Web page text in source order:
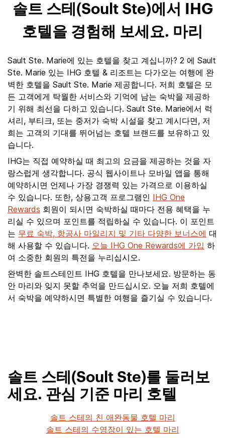
솔트 스테(Soult Ste)에서 IHG
호텔을 경험해 보세요. 마리
Sault Ste. Marie에 있는 호텔을 찾고 계십니까? 2 에 Sault
Ste. Marie 있는 IHG 호텔 & 리조트는 다가오는 여행에 완
벽한 호텔을 Sault Ste. Marie 제공합니다. 저희 호텔은 모
든 고객에게 탁월한 서비스와 기억에 남는 숙박을 제공하
기 위해 최선을 다하고 있습니다. Sault Ste. Marie에서 럭
셔리, 부티크, 또는 중저가 숙박 시설을 찾고 계시다면, 저
희는 고객의 기대를 뛰어넘는 호텔 브랜드를 보유하고 있
습니다.
IHG는 직접 예약하실 때 최고의 요금을 제공하는 것을 자
랑스럽게 생각합니다. 공식 웹사이트나 모바일 앱을 통해
예약하시면 언제나 가장 경쟁력 있는 가격으로 이용하실
수 있습니다. 또한, 상용고객 프로그램인 IHG One
Rewards 회원이 되시면 숙박하실 때마다 전용 혜택을 누
리실 수 있으며 포인트를 적립하실 수 있습니다. 이 포인트
는 무료 숙박, 항공사 마일리지 및 기타 다양한 보너스에 대
해 사용할 수 있습니다. 오늘 IHG One Rewards에 가입 하
여 소중한 회원의 특전을 누리십시오.
완벽한 솔트스테인트 IHG 호텔을 만나보세요. 방문하는 동
안 마리와 잊지 못할 추억을 만드십시오. 오늘 저희 호텔에
서 숙박을 예약하시면 특별한 여행을 즐기실 수 있습니다.
솔트 스테(Soult Ste)를 둘러보
세요. 관심 기준 마리 호텔
솔트 스테의 친 애완동물 호텔 마리
솔트 스테의 수영장이 있는 호텔 마리